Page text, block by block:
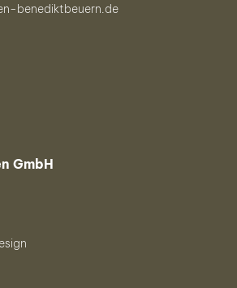
benediktbeuern.de
GmbH